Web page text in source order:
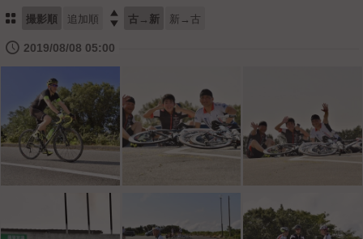
⚏ 撮影順 追加順  古→新 新→古
🕔 2019/08/08 05:00